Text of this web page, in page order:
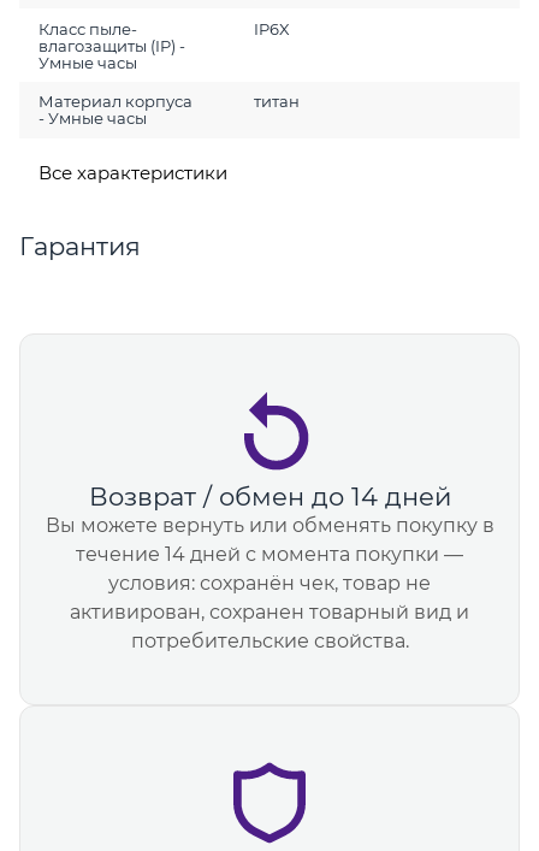
Класс пыле-
влагозащиты (IP) -
Умные часы
IP6X
Материал корпуса
- Умные часы
титан
Все характеристики
Гарантия
Возврат / обмен до 14 дней
Вы можете вернуть или обменять покупку в
течение 14 дней с момента покупки —
условия: сохранён чек, товар не
активирован, сохранен товарный вид и
потребительские свойства.